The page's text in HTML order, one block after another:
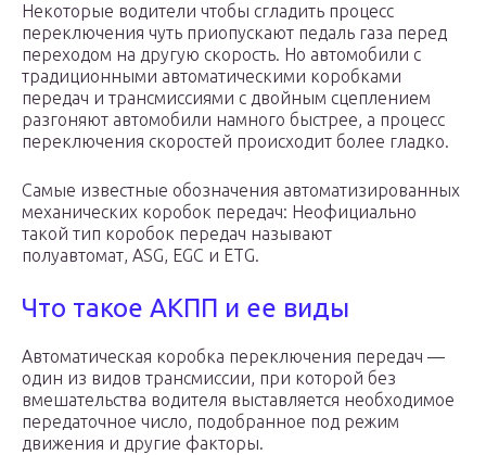
Некоторые водители чтобы сгладить процесс
переключения чуть приопускают педаль газа перед
переходом на другую скорость. Но автомобили с
традиционными автоматическими коробками
передач и трансмиссиями с двойным сцеплением
разгоняют автомобили намного быстрее, а процесс
переключения скоростей происходит более гладко.
Самые известные обозначения автоматизированных
механических коробок передач: Неофициально
такой тип коробок передач называют
полуавтомат, ASG, EGC и ETG.
Что такое АКПП и ее виды
Автоматическая коробка переключения передач —
один из видов трансмиссии, при которой без
вмешательства водителя выставляется необходимое
передаточное число, подобранное под режим
движения и другие факторы.